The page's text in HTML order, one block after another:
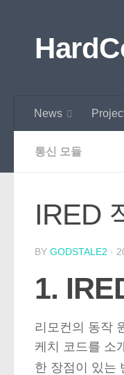
News
통신 모듈
IRED
BY GODSTALE2 ·
1.
리모컨의 동작
케치 코드를 소
한 장점이 있는